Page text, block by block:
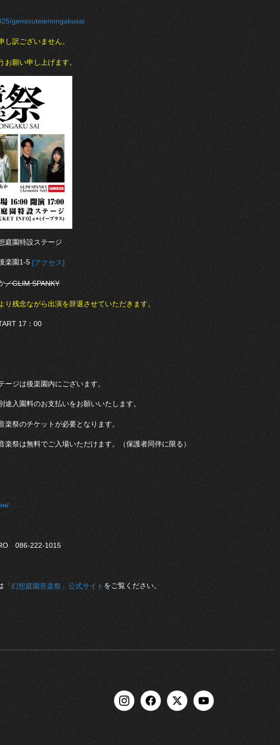
gensouteienongakusai
し訳ございません。
お願い申し上げます。
庭園特設ステージ
楽園1-5 [アクセス]
／GLIM SPANKY
残念ながら出演を辞退させていただきます。
17：00
ジは後楽園内にございます。
入園料のお支払いをお願いいたします。
祭のチケットが必要となります。
祭は無料でご入場いただけます。（保護者同伴に限る）
086-222-1015
「幻想庭園音楽祭」公式サイト をご覧ください。